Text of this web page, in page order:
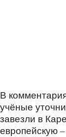
В
учёные
завезли в
европейскую